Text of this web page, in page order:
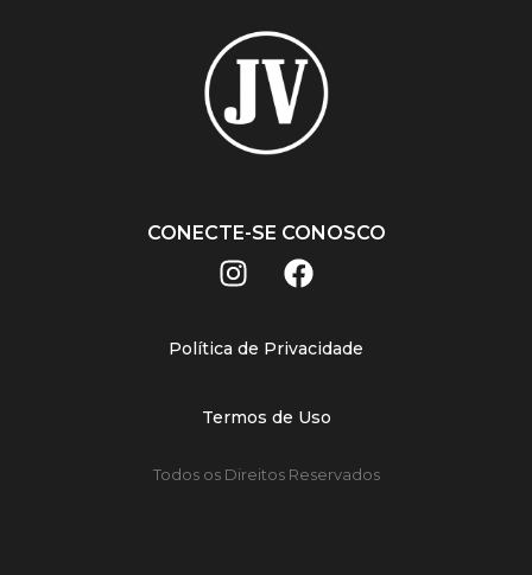
CONECTE-SE CONOSCO
Política de Privacidade
Termos de Uso
Todos os Direitos Reservados